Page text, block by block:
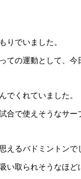
りでいました。
の運動として、
でくれていました。
合で使えそうなサ
るバドミントン
い取られそうなほ